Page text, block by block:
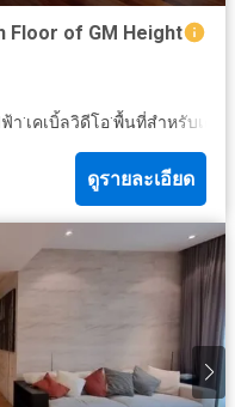
Floor of GM Height
า·เคเบิ้ลวิดีโอ·พื้นที่สำหรับเด็ก
ดูรายละเอียด